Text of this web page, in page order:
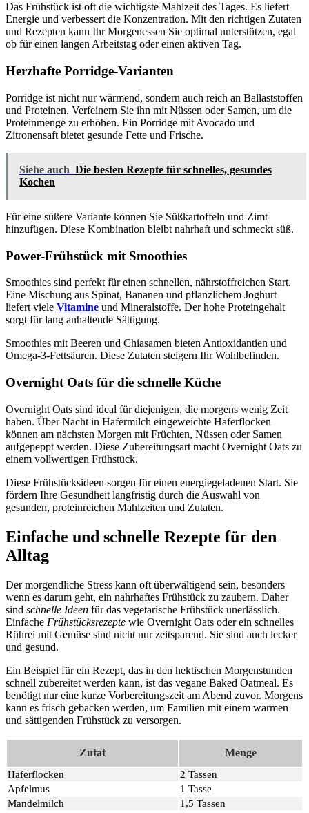
Das Frühstück ist oft die wichtigste Mahlzeit des Tages. Es liefert
Energie und verbessert die Konzentration. Mit den richtigen Zutaten
und Rezepten kann Ihr Morgenessen Sie optimal unterstützen, egal
ob für einen langen Arbeitstag oder einen aktiven Tag.
Herzhafte Porridge-Varianten
Porridge ist nicht nur wärmend, sondern auch reich an Ballaststoffen
und Proteinen. Verfeinern Sie ihn mit Nüssen oder Samen, um die
Proteinmenge zu erhöhen. Ein Porridge mit Avocado und
Zitronensaft bietet gesunde Fette und Frische.
Siehe auch Die besten Rezepte für schnelles, gesundes
Kochen
Für eine süßere Variante können Sie Süßkartoffeln und Zimt
hinzufügen. Diese Kombination bleibt nahrhaft und schmeckt süß.
Power-Frühstück mit Smoothies
Smoothies sind perfekt für einen schnellen, nährstoffreichen Start.
Eine Mischung aus Spinat, Bananen und pflanzlichem Joghurt
liefert viele Vitamine und Mineralstoffe. Der hohe Proteingehalt
sorgt für lang anhaltende Sättigung.
Smoothies mit Beeren und Chiasamen bieten Antioxidantien und
Omega-3-Fettsäuren. Diese Zutaten steigern Ihr Wohlbefinden.
Overnight Oats für die schnelle Küche
Overnight Oats sind ideal für diejenigen, die morgens wenig Zeit
haben. Über Nacht in Hafermilch eingeweichte Haferflocken
können am nächsten Morgen mit Früchten, Nüssen oder Samen
aufgepeppt werden. Diese Zubereitungsart macht Overnight Oats zu
einem vollwertigen Frühstück.
Diese Frühstücksideen sorgen für einen energiegeladenen Start. Sie
fördern Ihre Gesundheit langfristig durch die Auswahl von
gesunden, proteinreichen Mahlzeiten und Zutaten.
Einfache und schnelle Rezepte für den
Alltag
Der morgendliche Stress kann oft überwältigend sein, besonders
wenn es darum geht, ein nahrhaftes Frühstück zu zaubern. Daher
sind schnelle Ideen für das vegetarische Frühstück unerlässlich.
Einfache Frühstücksrezepte wie Overnight Oats oder ein schnelles
Rührei mit Gemüse sind nicht nur zeitsparend. Sie sind auch lecker
und gesund.
Ein Beispiel für ein Rezept, das in den hektischen Morgenstunden
schnell zubereitet werden kann, ist das vegane Baked Oatmeal. Es
benötigt nur eine kurze Vorbereitungszeit am Abend zuvor. Morgens
kann es frisch gebacken werden, um Familien mit einem warmen
und sättigenden Frühstück zu versorgen.
Zutat Menge
Haferflocken
2 Tassen
Apfelmus
1 Tasse
Mandelmilch
1,5 Tassen